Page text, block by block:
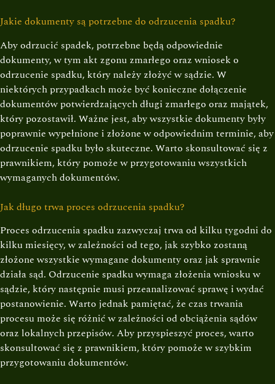
Jakie dokumenty są potrzebne do odrzucenia spadku?
Aby odrzucić spadek, potrzebne będą odpowiednie
dokumenty, w tym akt zgonu zmarłego oraz wniosek o
odrzucenie spadku, który należy złożyć w sądzie. W
niektórych przypadkach może być konieczne dołączenie
dokumentów potwierdzających długi zmarłego oraz majątek,
który pozostawił. Ważne jest, aby wszystkie dokumenty były
poprawnie wypełnione i złożone w odpowiednim terminie, aby
odrzucenie spadku było skuteczne. Warto skonsultować się z
prawnikiem, który pomoże w przygotowaniu wszystkich
wymaganych dokumentów.
Jak długo trwa proces odrzucenia spadku?
Proces odrzucenia spadku zazwyczaj trwa od kilku tygodni do
kilku miesięcy, w zależności od tego, jak szybko zostaną
złożone wszystkie wymagane dokumenty oraz jak sprawnie
działa sąd. Odrzucenie spadku wymaga złożenia wniosku w
sądzie, który następnie musi przeanalizować sprawę i wydać
postanowienie. Warto jednak pamiętać, że czas trwania
procesu może się różnić w zależności od obciążenia sądów
oraz lokalnych przepisów. Aby przyspieszyć proces, warto
skonsultować się z prawnikiem, który pomoże w szybkim
przygotowaniu dokumentów.